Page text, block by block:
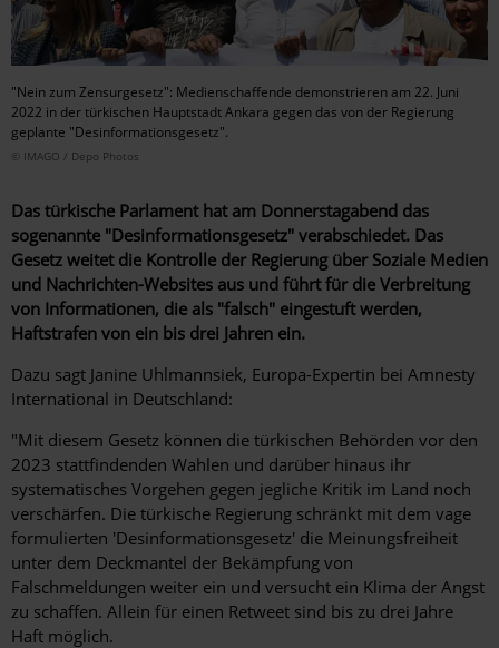
"Nein zum Zensurgesetz": Medienschaffende demonstrieren am 22. Juni
2022 in der türkischen Hauptstadt Ankara gegen das von der Regierung
geplante "Desinformationsgesetz".
© IMAGO / Depo Photos
Das türkische Parlament hat am Donnerstagabend das
sogenannte "Desinformationsgesetz" verabschiedet. Das
Gesetz weitet die Kontrolle der Regierung über Soziale Medien
und Nachrichten-Websites aus und führt für die Verbreitung
von Informationen, die als "falsch" eingestuft werden,
Haftstrafen von ein bis drei Jahren ein.
Dazu sagt Janine Uhlmannsiek, Europa-Expertin bei Amnesty
International in Deutschland:
"Mit diesem Gesetz können die türkischen Behörden vor den
2023 stattfindenden Wahlen und darüber hinaus ihr
systematisches Vorgehen gegen jegliche Kritik im Land noch
verschärfen. Die türkische Regierung schränkt mit dem vage
formulierten 'Desinformationsgesetz' die Meinungsfreiheit
unter dem Deckmantel der Bekämpfung von
Falschmeldungen weiter ein und versucht ein Klima der Angst
zu schaffen. Allein für einen Retweet sind bis zu drei Jahre
Haft möglich.